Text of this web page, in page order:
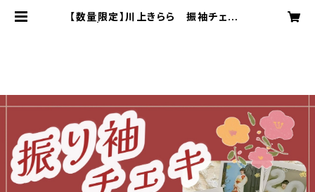
【数量限定】川上きらら 振袖チェキ2